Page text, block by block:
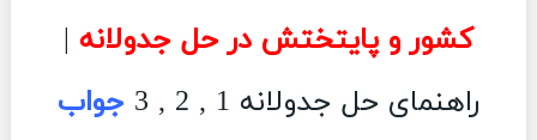
کشور و پایتختش در حل جدولانه |
راهنمای حل جدولانه 1 , 2 , 3
جواب